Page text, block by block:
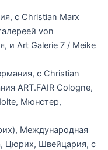
с Christian Marx
von
и Art Galerie 7 / Meike
с Christian
ART.FAIR Cologne,
Мюнстер,
Международная
Цюрих, Швейцария, с